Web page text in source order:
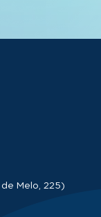
Melo, 225)